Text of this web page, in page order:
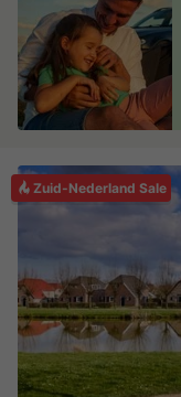
Zuid-Nederland Sale